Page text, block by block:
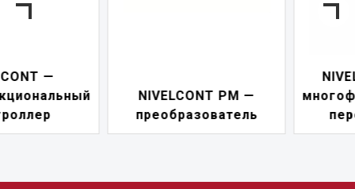
NIVELCONT PM —
преобразователь
NIVELCONT PKK —
переключатель